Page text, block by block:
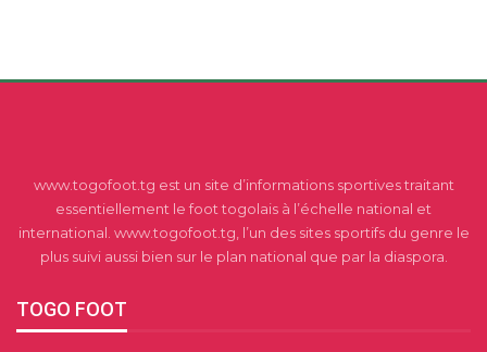
www.togofoot.tg est un site d’informations sportives traitant
essentiellement le foot togolais à l’échelle national et
international. www.togofoot.tg, l’un des sites sportifs du genre le
plus suivi aussi bien sur le plan national que par la diaspora.
TOGO FOOT